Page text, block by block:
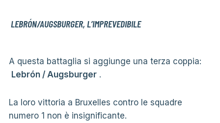
LEBRÓN/AUGSBURGER, L’IMPREVEDIBILE
A questa battaglia si aggiunge una terza coppia:
Lebrón / Augsburger.
La loro vittoria a Bruxelles contro le squadre
numero 1 non è insignificante.